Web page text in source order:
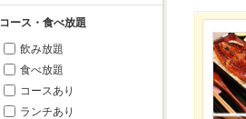
コース・食べ放題
飲み放題
食べ放題
コースあり
ランチあり